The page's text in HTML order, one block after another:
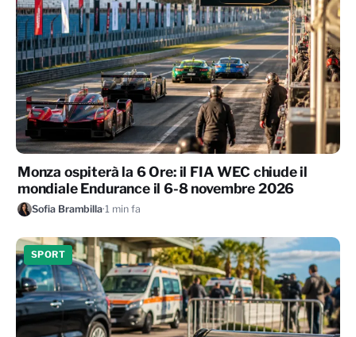
Monza ospiterà la 6 Ore: il FIA WEC chiude il
mondiale Endurance il 6-8 novembre 2026
Sofia Brambilla·1 min fa
SPORT